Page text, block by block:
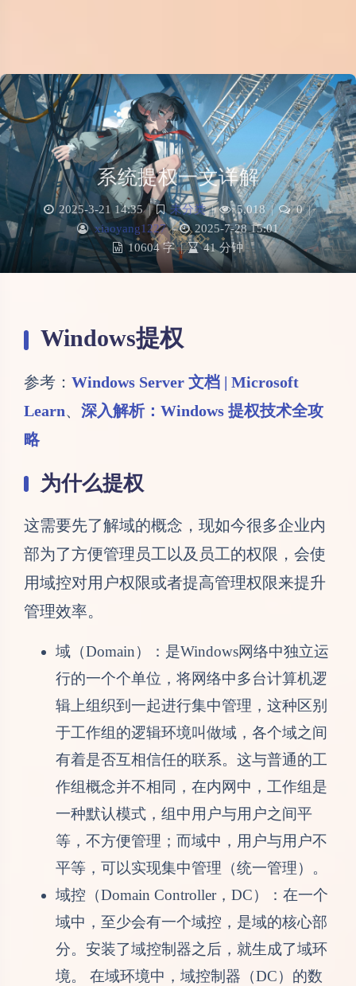
系统提权一文详解
2025-3-21 14:35 | 未分类 | 5,018 | 0 |
xiaoyang1227 |
2025-7-28 15:01
10604 字 | 41 分钟
Windows提权
参考： Windows Server 文档 | Microsoft
Learn、 深入解析：Windows 提权技术全攻
略
为什么提权
这需要先了解域的概念，现如今很多企业内
部为了方便管理员工以及员工的权限，会使
用域控对用户权限或者提高管理权限来提升
管理效率。
域（Domain）：是Windows网络中独立运
行的一个个单位，将网络中多台计算机逻
辑上组织到一起进行集中管理，这种区别
于工作组的逻辑环境叫做域，各个域之间
有着是否互相信任的联系。这与普通的工
作组概念并不相同，在内网中，工作组是
一种默认模式，组中用户与用户之间平
等，不方便管理；而域中，用户与用户不
平等，可以实现集中管理（统一管理）。
域控（Domain Controller，DC）：在一个
域中，至少会有一个域控，是域的核心部
分。安装了域控制器之后，就生成了域环
境。 在域环境中，域控制器（DC）的数